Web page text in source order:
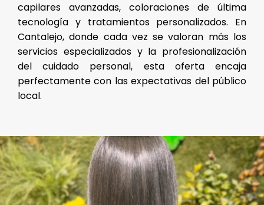
capilares avanzadas, coloraciones de última
tecnología y tratamientos personalizados. En
Cantalejo, donde cada vez se valoran más los
servicios especializados y la profesionalización
del cuidado personal, esta oferta encaja
perfectamente con las expectativas del público
local.